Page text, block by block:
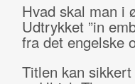
Hvad skal man i
Udtrykket ”in
fra det engelske
Titlen kan